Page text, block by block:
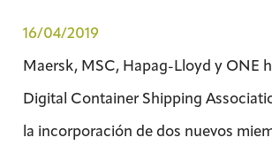
16/04/2019
Maersk, MSC, Hapag-Lloyd y ONE
Digital Container Shipping
la incorporación de dos nuevos